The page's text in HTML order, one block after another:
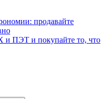
продавайте
и ПЭТ и покупайте то, что